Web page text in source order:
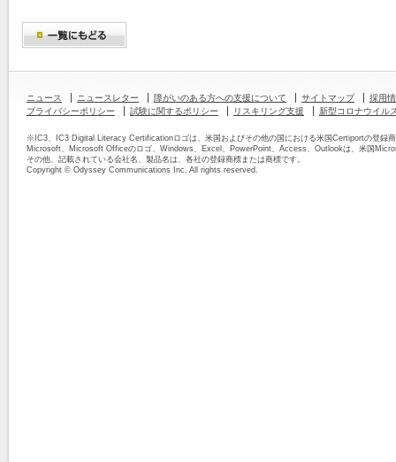
ニュース ニュースレター 障がいのある方への支援について サイトマップ
採用
プライバシーポリシー
試験に関するポリシー リスキリング支援 新型コロナウイル
※IC3、IC3 Digital Literacy Certificationロゴは、米国およびその他の国における米国Certiportの登録
Microsoft、Microsoft Officeのロゴ、Windows、Excel、PowerPoint、Access、Outlookは、米国
その他、記載されている会社名、製品名は、各社の登録商標または商標です。
Copyright © Odyssey Communications Inc. All rights reserved.